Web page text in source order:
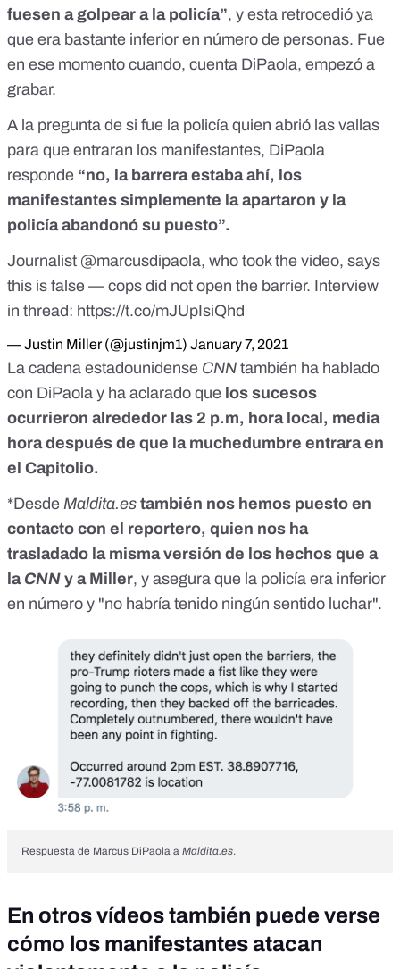
fuesen a golpear a la policía”, y esta retrocedió ya
que era bastante inferior en número de personas. Fue
en ese momento cuando, cuenta DiPaola, empezó a
grabar.
A la pregunta de si fue la policía quien abrió las vallas
para que entraran los manifestantes, DiPaola
responde “no, la barrera estaba ahí, los
manifestantes simplemente la apartaron y la
policía abandonó su puesto”.
Journalist @marcusdipaola, who took the video, says
this is false — cops did not open the barrier. Interview
in thread: https://t.co/mJUpIsiQhd
— Justin Miller (@justinjm1) January 7, 2021
La cadena estadounidense CNN también ha hablado
con DiPaola y ha aclarado que los sucesos
ocurrieron alrededor las 2 p.m, hora local, media
hora después de que la muchedumbre entrara en
el Capitolio.
*Desde Maldita.es también nos hemos puesto en
contacto con el reportero, quien nos ha
trasladado la misma versión de los hechos que a
la CNN y a Miller, y asegura que la policía era inferior
en número y "no habría tenido ningún sentido luchar".
Respuesta de Marcus DiPaola a Maldita.es.
En otros vídeos también puede verse
cómo los manifestantes atacan